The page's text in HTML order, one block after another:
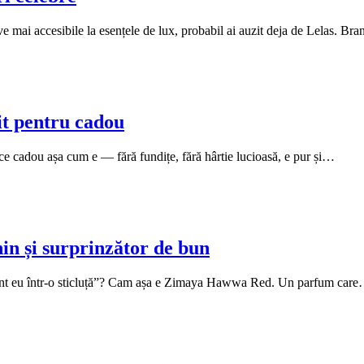
mai accesibile la esențele de lux, probabil ai auzit deja de Lelas.
pentru cadou
cadou așa cum e — fără fundițe, fără hârtie lucioasă, e pur și…
și surprinzător de bun
eu într-o sticluță”? Cam așa e Zimaya Hawwa Red. Un parfum